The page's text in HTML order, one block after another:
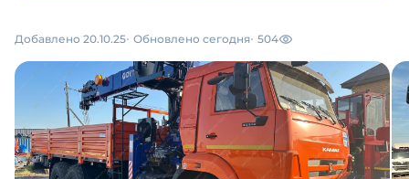
Добавлено 20.10.25 Обновлено сегодня 504